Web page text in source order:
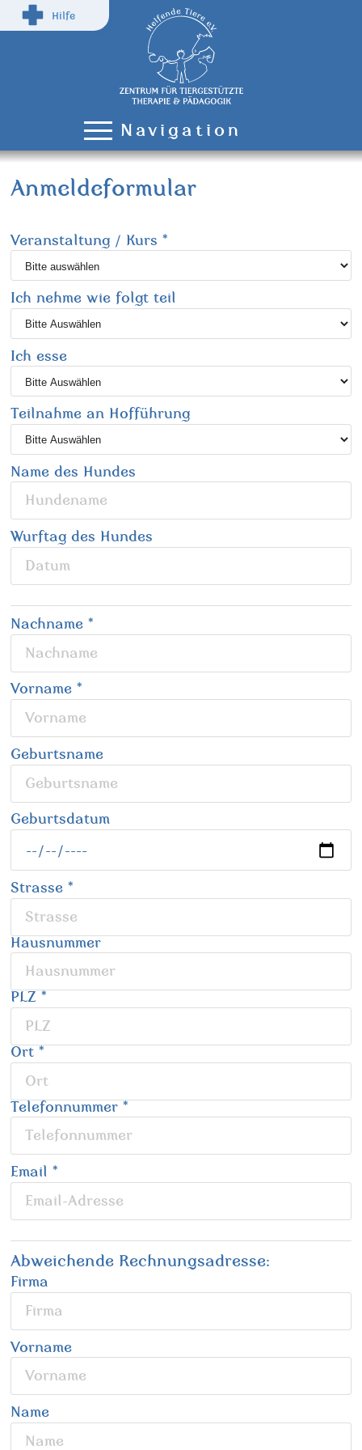
Hilfe
Navigation
Anmeldeformular
Veranstaltung / Kurs *
Ich nehme wie folgt teil
Ich esse
Teilnahme an Hofführung
Name des Hundes
Wurftag des Hundes
Nachname *
Vorname *
Geburtsname
Geburtsdatum
Strasse *
Hausnummer
PLZ *
Ort *
Telefonnummer*
Email *
Abweichende Rechnungsadresse:
Firma
Vorname
Name